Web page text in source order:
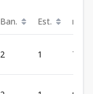
Ban. Est. m²
2 1 78